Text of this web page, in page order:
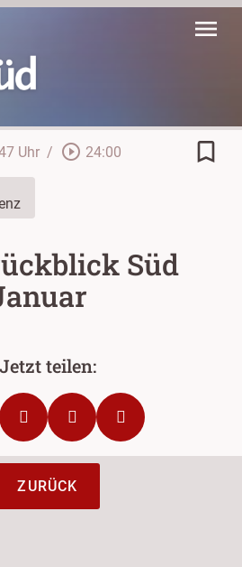
menu
Uhr / play_circle_outline 24:00
bookmark_border
Süd
ZURÜCK